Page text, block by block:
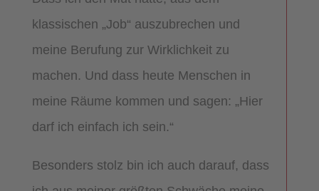
klassischen „Job“ auszubrechen und
meine Berufung zur Wirklichkeit zu
machen. Und dass heute Menschen in
meine Räume kommen und sagen: „Hier
darf ich einfach ich sein.“
Besonders stolz bin ich auch darauf, dass